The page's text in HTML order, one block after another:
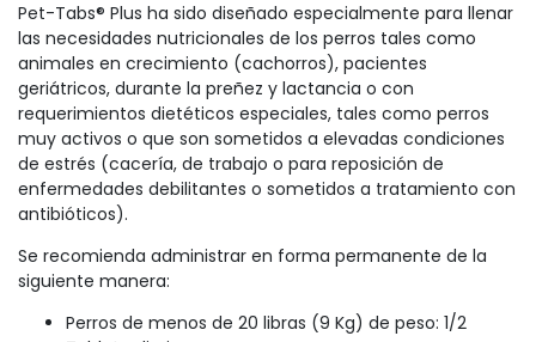
Pet-Tabs® Plus ha sido diseñado especialmente para llenar
las necesidades nutricionales de los perros tales como
animales en crecimiento (cachorros), pacientes
geriátricos, durante la preñez y lactancia o con
requerimientos dietéticos especiales, tales como perros
muy activos o que son sometidos a elevadas condiciones
de estrés (cacería, de trabajo o para reposición de
enfermedades debilitantes o sometidos a tratamiento con
antibióticos).
Se recomienda administrar en forma permanente de la
siguiente manera:
Perros de menos de 20 libras (9 Kg) de peso: 1/2